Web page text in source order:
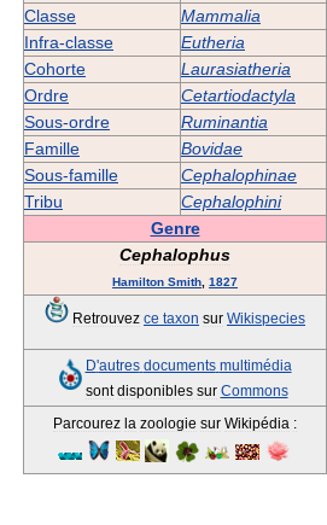
Classe
Mammalia
Infra-classe
Eutheria
Cohorte
Laurasiatheria
Ordre
Cetartiodactyla
Sous-ordre
Ruminantia
Famille
Bovidae
Sous-famille
Cephalophinae
Tribu
Cephalophini
Genre
Cephalophus
Hamilton Smith 1827
Retrouvez ce taxon sur Wikispecies
D'autres documents multimédia
sont disponibles sur Commons
Parcourez la zoologie sur Wikipédia :